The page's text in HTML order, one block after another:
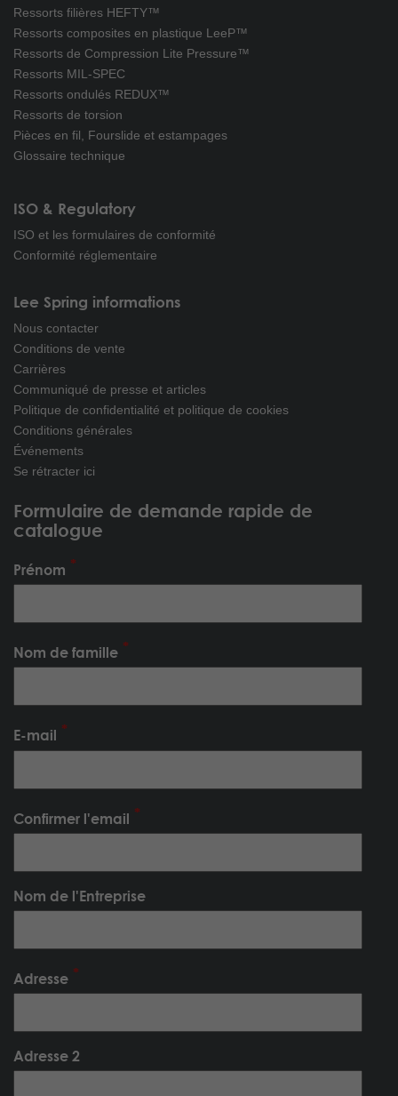
Ressorts filières HEFTY™
Ressorts composites en plastique LeeP™
Ressorts de Compression Lite Pressure™
Ressorts MIL-SPEC
Ressorts ondulés REDUX™
Ressorts de torsion
Pièces en fil, Fourslide et estampages
Glossaire technique
ISO & Regulatory
ISO et les formulaires de conformité
Conformité réglementaire
Lee Spring informations
Nous contacter
Conditions de vente
Carrières
Communiqué de presse et articles
Politique de confidentialité et politique de cookies
Conditions générales
Événements
Se rétracter ici
Formulaire de demande rapide de
catalogue
Prénom
Nom de famille
E-mail
Confirmer l'email
Nom de l'Entreprise
Adresse
Adresse 2